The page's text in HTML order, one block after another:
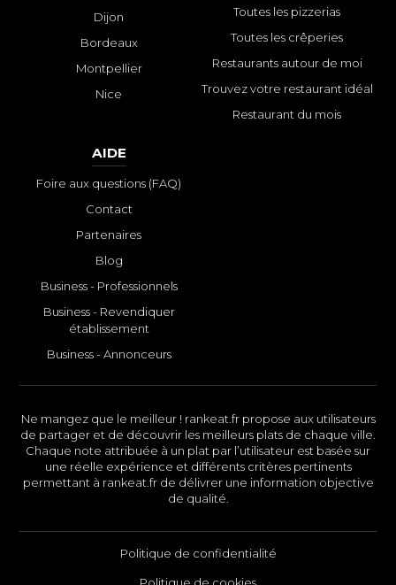
Dijon
Bordeaux
Montpellier
Nice
Toutes les pizzerias
Toutes les crêperies
Restaurants autour de moi
Trouvez votre restaurant idéal
Restaurant du mois
AIDE
Foire aux questions (FAQ)
Contact
Partenaires
Blog
Business - Professionnels
Business - Revendiquer
établissement
Business - Annonceurs
Ne mangez que le meilleur ! rankeat.fr propose aux utilisateurs
de partager et de découvrir les meilleurs plats de chaque ville.
Chaque note attribuée à un plat par l’utilisateur est basée sur
une réelle expérience et différents critères pertinents
permettant à rankeat.fr de délivrer une information objective
de qualité.
Politique de confidentialité
Politique de cookies